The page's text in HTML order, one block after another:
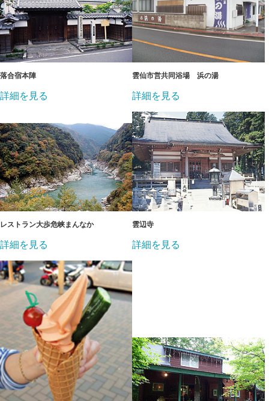
落合宿本陣
詳細を見る
雲仙市営共同浴場 浜の湯
詳細を見る
レストラン大歩危峡まんなか
詳細を見る
雲辺寺
詳細を見る